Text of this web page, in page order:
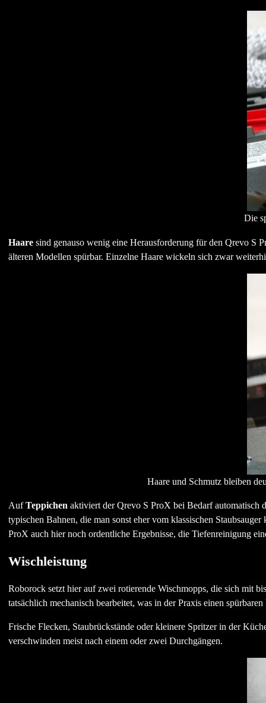
Die
Haaresind genauso wenig eine Herausforderung für den Qrevo S
älteren Modellen spürbar. Einzelne Haare wickeln sich zwar
Haare und Schmutz bleiben
AufTeppichen aktiviert der Qrevo S ProX bei Bedarf automatisch
typischen Bahnen, die man sonst eher vom klassischen
ProX auch hier noch ordentliche Ergebnisse, die Tiefenreinigung
Wischleistung
Roborock setzt hier auf zwei rotierende Wischmopps, die sich mit
tatsächlich mechanisch bearbeitet, was in der Praxis einen
Frische Flecken, Staubrückstände oder kleinere Spritzer in der
verschwinden meist nach einem oder zwei Durchgängen.